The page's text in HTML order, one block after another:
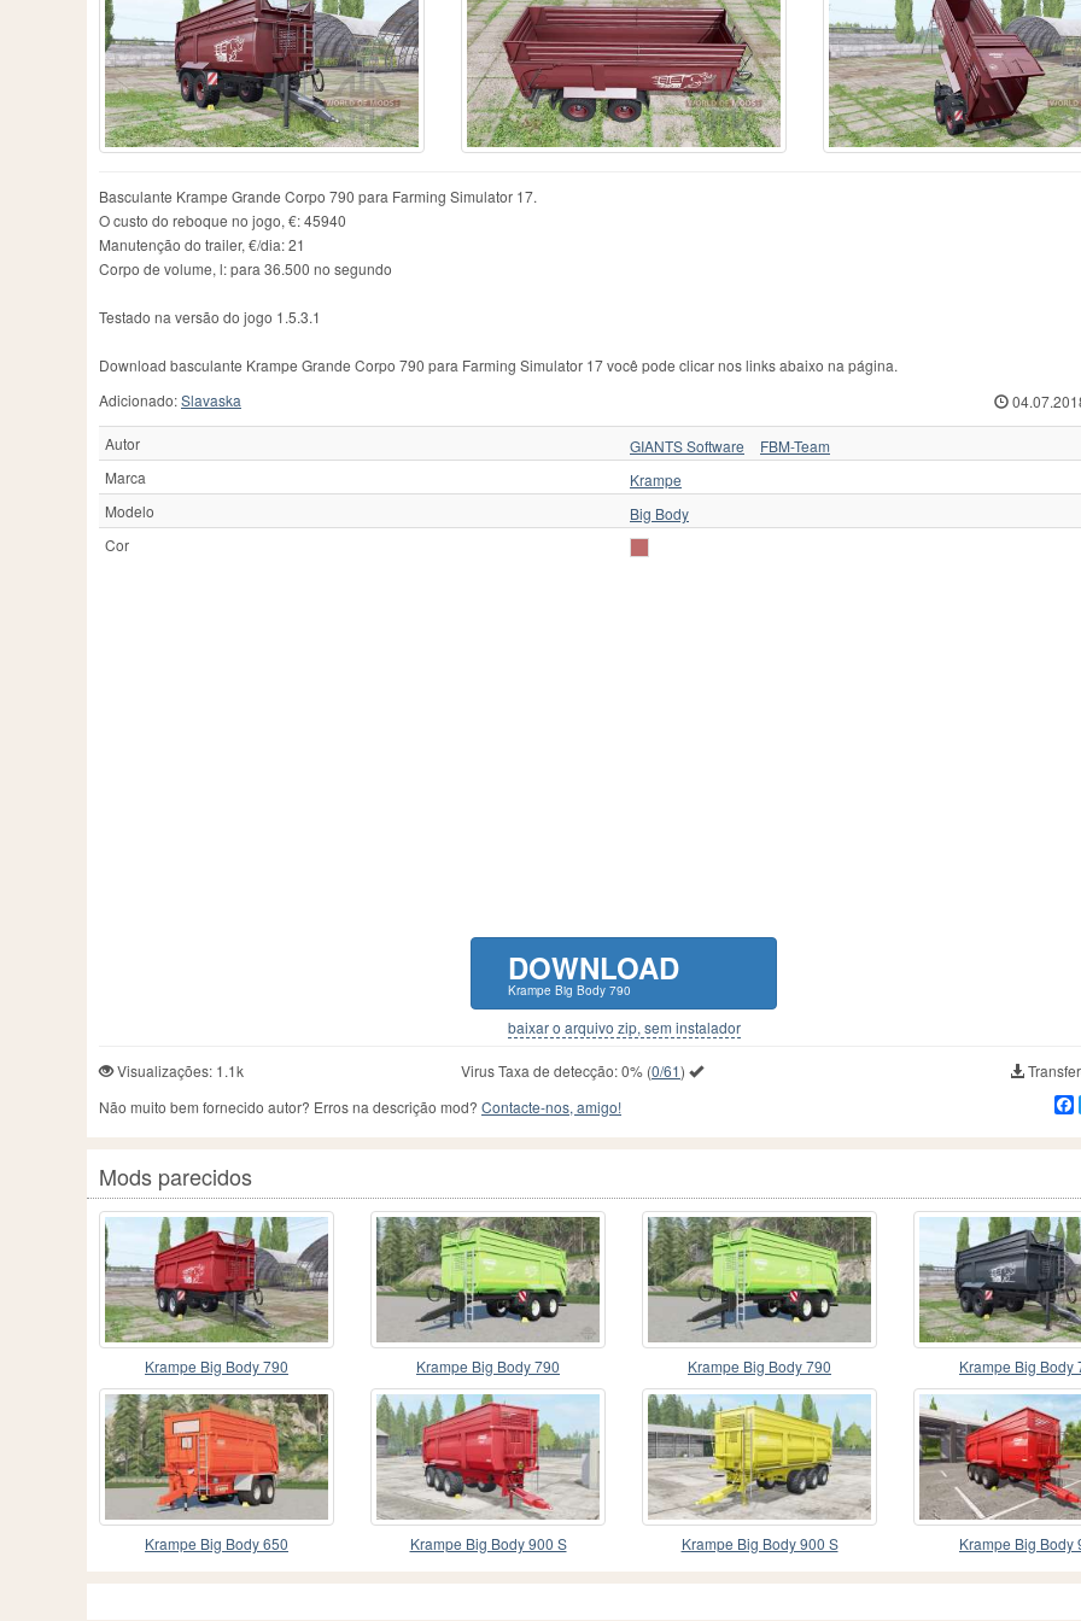
Budny
2
CLAAS
8
Camara
2
Case IH
1
Casella
4
Colas
1
Conow
30
Dakota
1
Dangreville
3
Demarest
2
Demmler
1
Doepker
2
Grabmeier
2
Grazioli
4
Hawe
3
Herculano
1
Herron
1
Hilken
5
Hodgep
2
IT Runner
5
Industrial Becker
JOSKIN
Jonh Deere
Lomma
4
Lyonnet
3
MAC
5
MBJ
1
MENCI
4
METALTECH
29
Maitre
1
Marston
SIP
SIPMA
2
Saphir
1
Schmitz Cargobull
6
Schuitemaker
3
Smith
1
Stewart
7
Öztreyler
Бобруйскагромаш
Другие
МАЗ
ММЗ
НефАЗ
ОдАЗ
Basculante Krampe Grande Corpo 790 para Farming Simulator 17.
O custo do reboque no jogo, €: 45940
Manutenção do trailer, €/dia: 21
Corpo de volume, l: para 36.500 no segundo
Testado na versão do jogo 1.5.3.1
Download basculante Krampe Grande Corpo 790 para Farming Simulator 17 você pode clicar nos links abaixo na página.
Adicionado:Slavaska
Autor GIANTS Software
FBM-Team
Marca
Krampe
Modelo
Big Body
Cor
DOWNLOAD
Krampe Big Body 790
baixar o arquivo zip, sem instalador
Visualizações: 1.1k Virus Taxa de detecção:0%(0/61)
Não muito bem fornecido autor? Erros na descrição mod? Contacte-nos, amigo!
Mods parecidos
Krampe Big Body 790 Krampe Big Body 790 Krampe Big Body 790 Krampe Big Body
Krampe Big Body 650 Krampe Big Body 900 S Krampe Big Body 900 S Krampe Big Body